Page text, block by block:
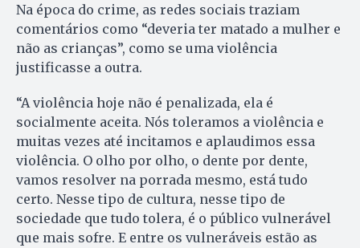
Na época do crime, as redes sociais traziam
comentários como “deveria ter matado a mulher e
não as crianças”, como se uma violência
justificasse a outra.
“A violência hoje não é penalizada, ela é
socialmente aceita. Nós toleramos a violência e
muitas vezes até incitamos e aplaudimos essa
violência. O olho por olho, o dente por dente,
vamos resolver na porrada mesmo, está tudo
certo. Nesse tipo de cultura, nesse tipo de
sociedade que tudo tolera, é o público vulnerável
que mais sofre. E entre os vulneráveis estão as